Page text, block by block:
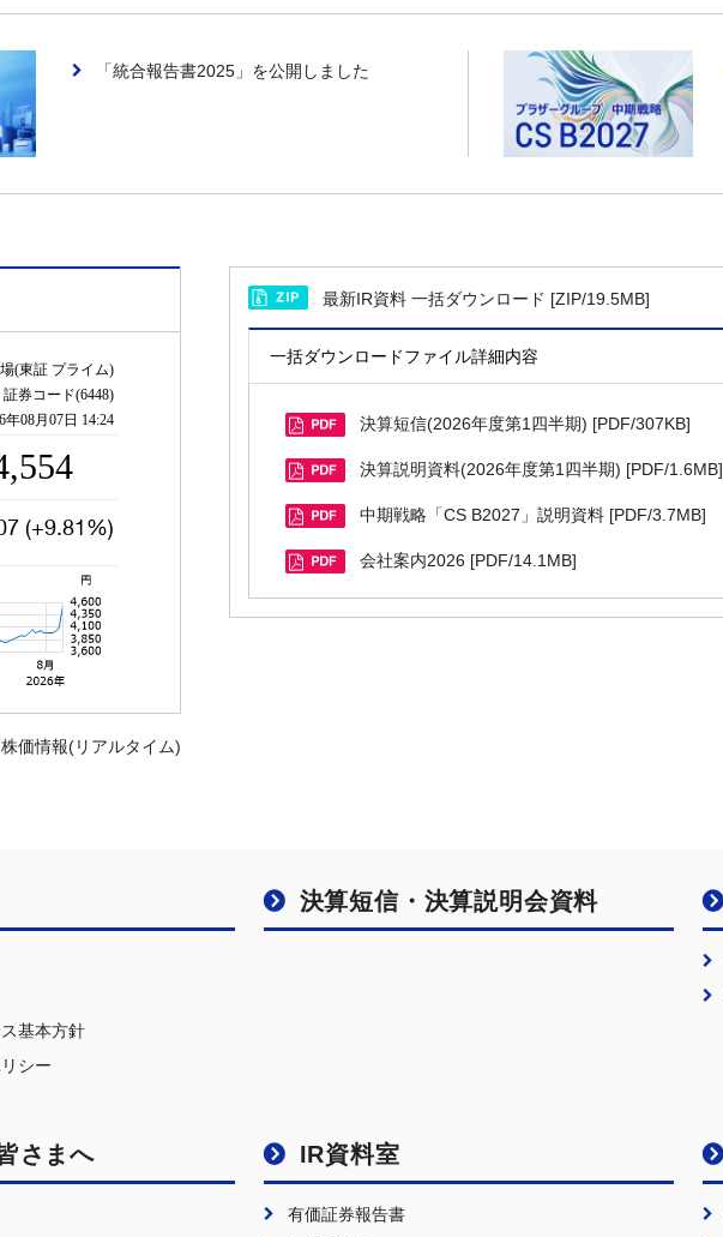
「統合報告書2025」を公開しました
株価情報(リアルタイム)
最新IR資料 一括ダウンロード [ZIP/19.5MB]
一括ダウンロードファイル詳細内容
決算短信(2026年度第1四半期) [PDF/307KB]
決算説明資料(2026年度第1四半期) [PDF/1.6MB]
中期戦略「CS B2027」説明資料 [PDF/3.7MB]
会社案内2026 [PDF/14.1MB]
基本方針
シー
決算短信・決算説明会資料
さまへ IR資料室
有価証券報告書